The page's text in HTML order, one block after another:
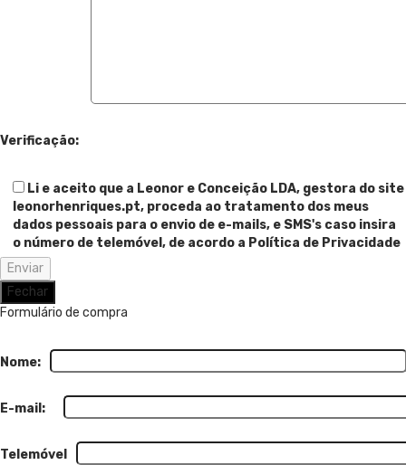
Verificação:
Li e aceito que a Leonor e Conceição LDA, gestora do site
leonorhenriques.pt, proceda ao tratamento dos meus
dados pessoais para o envio de e-mails, e SMS's caso insira
o número de telemóvel, de acordo a Política de Privacidade
Fechar
Formulário de compra
Nome:
E-mail:
Telemóvel